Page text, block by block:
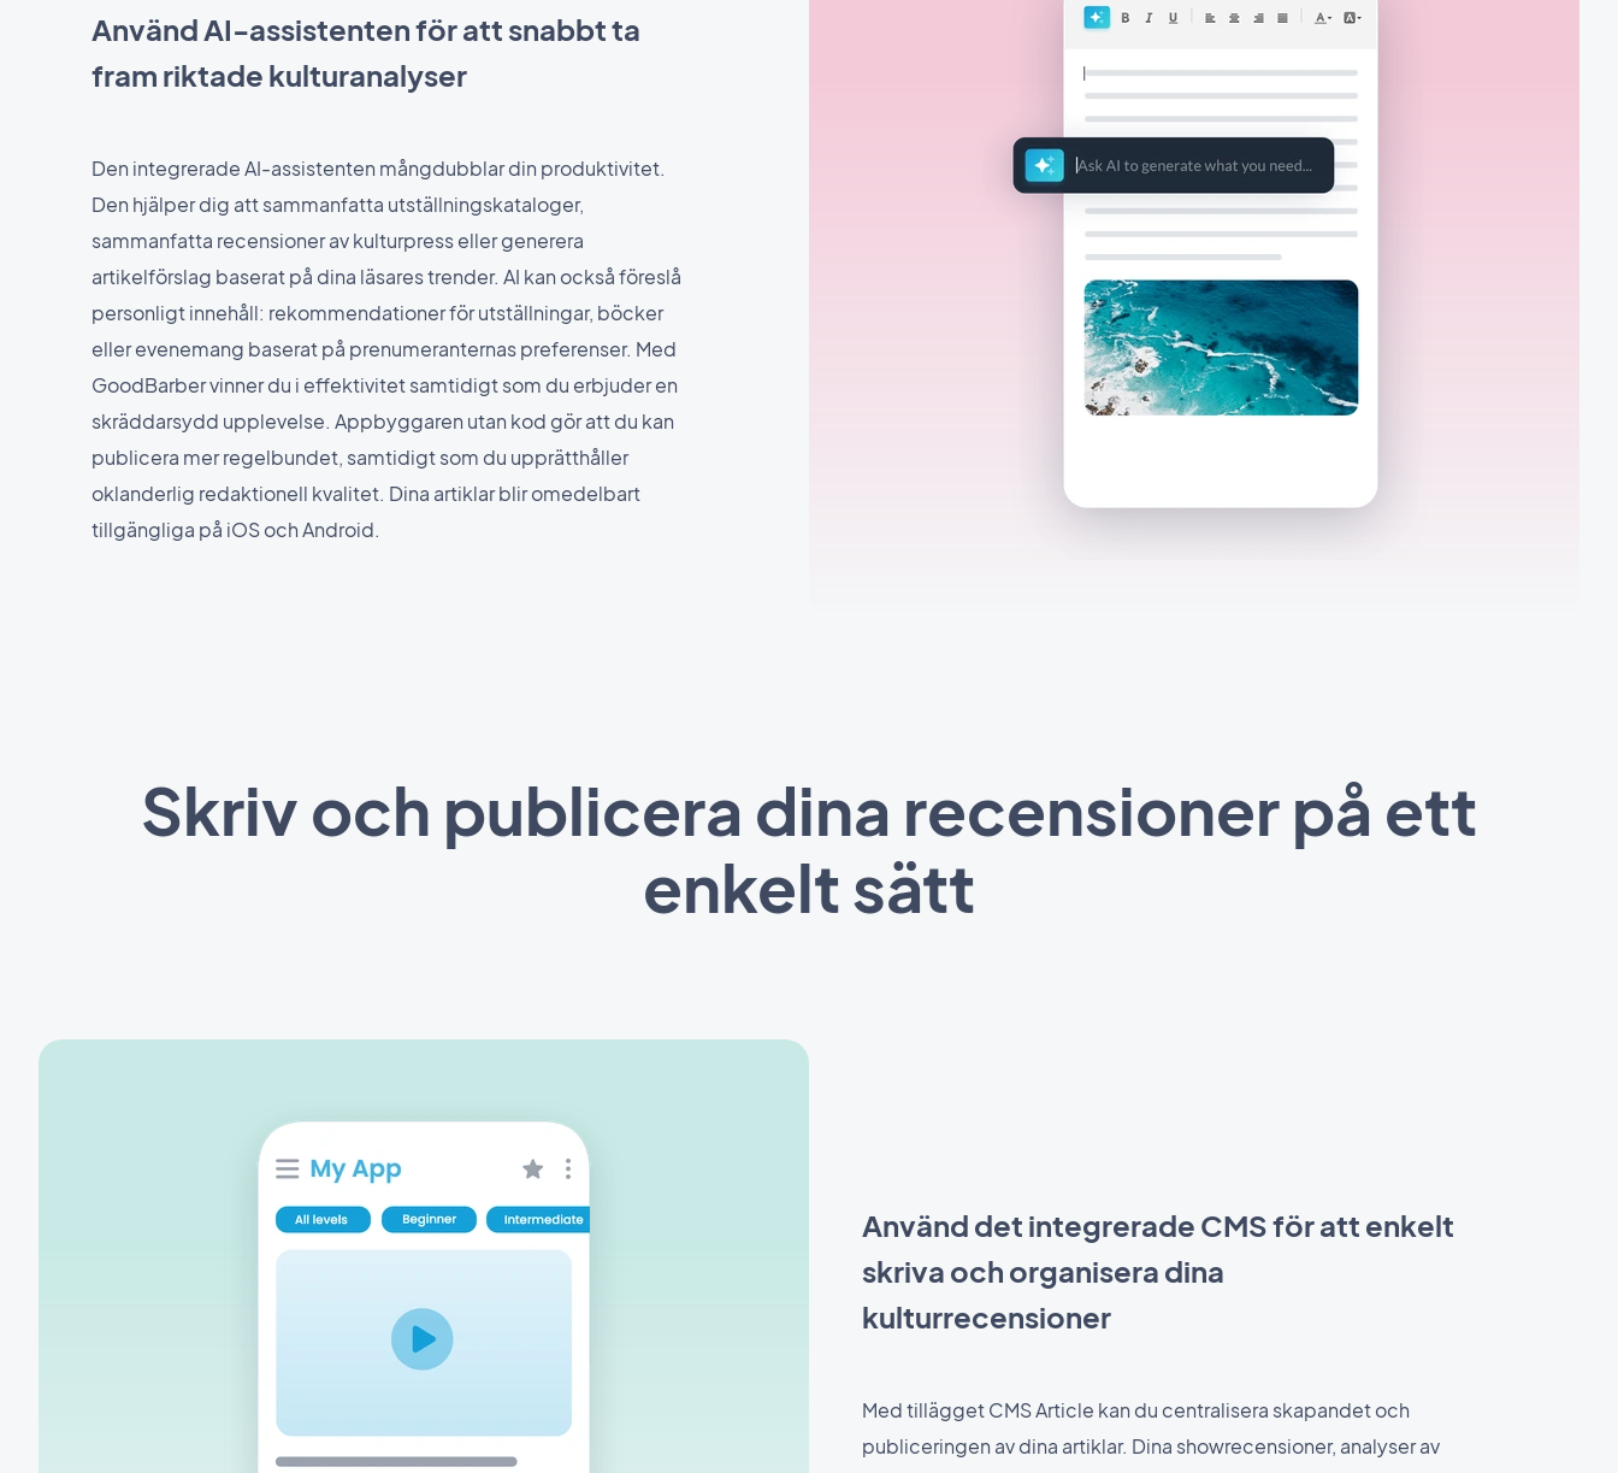
Använd AI-assistenten för att snabbt ta
fram riktade kulturanalyser
Den integrerade AI-assistenten mångdubblar din produktivitet.
Den hjälper dig att sammanfatta utställningskataloger,
sammanfatta recensioner av kulturpress eller generera
artikelförslag baserat på dina läsares trender. AI kan också föreslå
personligt innehåll: rekommendationer för utställningar, böcker
eller evenemang baserat på prenumeranternas preferenser. Med
GoodBarber vinner du i effektivitet samtidigt som du erbjuder en
skräddarsydd upplevelse. Appbyggaren utan kod gör att du kan
publicera mer regelbundet, samtidigt som du upprätthåller
oklanderlig redaktionell kvalitet. Dina artiklar blir omedelbart
tillgängliga på iOS och Android.
Skriv och publicera dina recensioner på ett
enkelt sätt
Använd det integrerade CMS för att enkelt
skriva och organisera dina
kulturrecensioner
Med tillägget CMS Article kan du centralisera skapandet och
publiceringen av dina artiklar. Dina showrecensioner, analyser av